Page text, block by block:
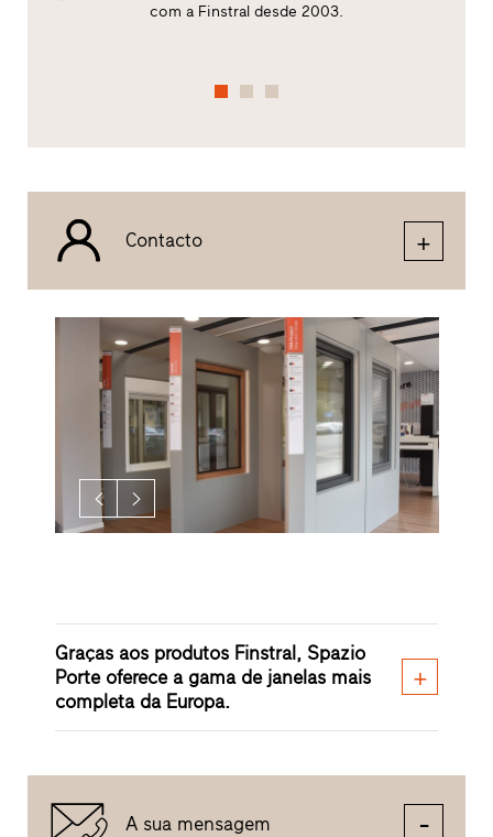
com a Finstral desde 2003.
Contacto
Graças aos produtos Finstral, Spazio
Porte oferece a gama de janelas mais
completa da Europa.
A sua mensagem